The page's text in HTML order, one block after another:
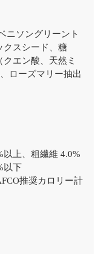
ニソングリーント
クスシード、糖
エン酸、天然ミ
ローズマリー抽出
以上、粗繊維 4.0%
以下
推奨カロリー計